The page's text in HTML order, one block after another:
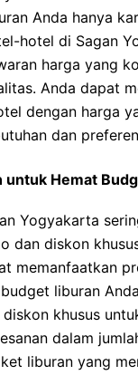
Anda hanya
hotel di Sagan
harga yang
Anda dapat
dengan harga
dan
untuk Hemat
Yogyakarta
dan diskon
memanfaatkan
liburan
khusus
dalam
liburan yang